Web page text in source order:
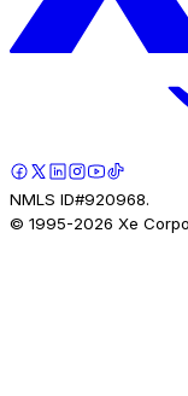
NMLS ID#920968.
© 1995-2026 Xe